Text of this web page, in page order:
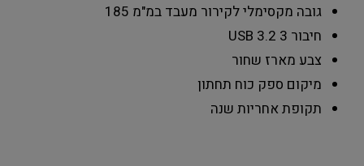
גובה מקסימלי לקירור מעבד במ"מ 185
חיבור USB 3.2 3
צבע מארז שחור
מיקום ספק כוח תחתון
תקופת אחריות שנה